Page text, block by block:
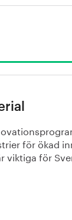
för ökad
viktiga för